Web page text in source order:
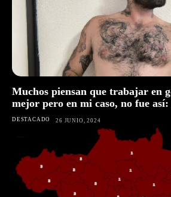
Muchos piensan que trabajar en
mejor pero en mi caso, no fue
DESTACADO 26 JUNIO, 2024